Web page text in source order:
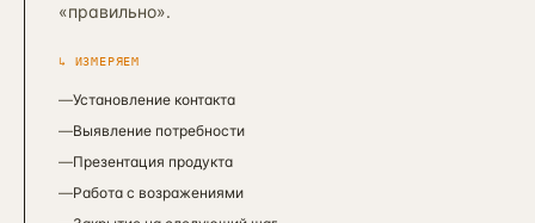
«правильно».
↳ ИЗМЕРЯЕМ
—Установление контакта
—Выявление потребности
—Презентация продукта
—Работа с возражениями